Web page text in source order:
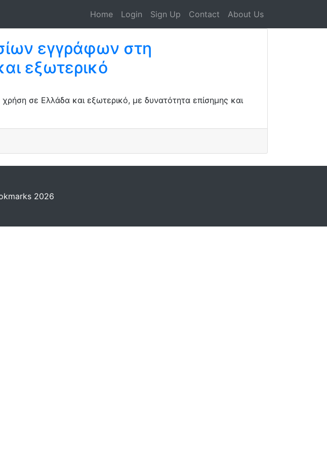
Home Login Sign Up Contact About Us
εγγράφων στη
εξωτερικό
σε Ελλάδα και εξωτερικό, με δυνατότητα επίσημης και
2026